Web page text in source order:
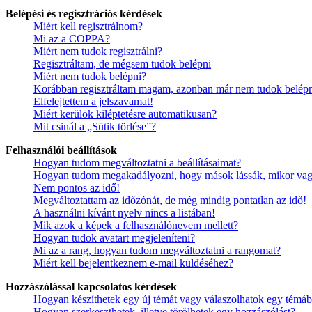
Belépési és regisztrációs kérdések
Miért kell regisztrálnom?
Mi az a COPPA?
Miért nem tudok regisztrálni?
Regisztráltam, de mégsem tudok belépni
Miért nem tudok belépni?
Korábban regisztráltam magam, azonban már nem tudok
Elfelejtettem a jelszavamat!
Miért kerülök kiléptetésre automatikusan?
Mit csinál a „Sütik törlése”?
Felhasználói beállítások
Hogyan tudom megváltoztatni a beállításaimat?
Hogyan tudom megakadályozni, hogy mások lássák, mikor
Nem pontos az idő!
Megváltoztattam az időzónát, de még mindig pontatlan az idő!
A használni kívánt nyelv nincs a listában!
Mik azok a képek a felhasználónevem mellett?
Hogyan tudok avatart megjeleníteni?
Mi az a rang, hogyan tudom megváltoztatni a rangomat?
Miért kell bejelentkeznem e-mail küldéséhez?
Hozzászólással kapcsolatos kérdések
Hogyan készíthetek egy új témát vagy válaszolhatok egy